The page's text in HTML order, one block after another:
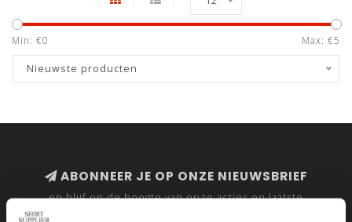
Min: €0 Max: €5
Nieuwste producten
ABONNEER JE OP ONZE NIEUWSBRIEF
en blijf op de hoogte van onze acties en laatste